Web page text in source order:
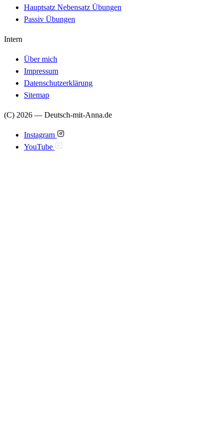
Hauptsatz Nebensatz Übungen
Passiv Übungen
Intern
Über mich
Impressum
Datenschutzerklärung
Sitemap
(C) 2026 — Deutsch-mit-Anna.de
Instagram
YouTube